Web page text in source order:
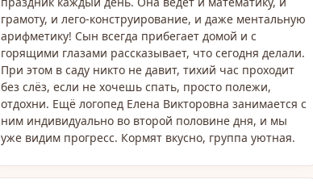
грамоту, и лего-конструирование, и даже ментальную
арифметику! Сын всегда прибегает домой и с
горящими глазами рассказывает, что сегодня делали.
При этом в саду никто не давит, тихий час проходит
без слёз, если не хочешь спать, просто полежи,
отдохни. Ещё логопед Елена Викторовна занимается с
ним индивидуально во второй половине дня, и мы
уже видим прогресс. Кормят вкусно, группа уютная.